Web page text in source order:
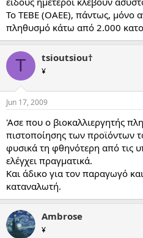
Το ΤΕΒΕ (ΟΑΕΕ), πάντως, μόνο
πληθυσμό κάτω από 2.000
T tsioutsiou†
¥
Jun 17, 2009
'Ασε που ο βιοκαλλιεργητής
πιστοποίησης των προϊόντων
φυσικά τη φθηνότερη από τις
ελέγχει πραγματικά.
Και άδικο για τον παραγωγό
καταναλωτή.
Ambrose
¥